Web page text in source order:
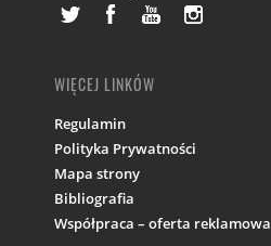
WIĘCEJ LINKÓW
Regulamin
Polityka Prywatności
Mapa strony
Bibliografia
Współpraca – oferta reklamowa